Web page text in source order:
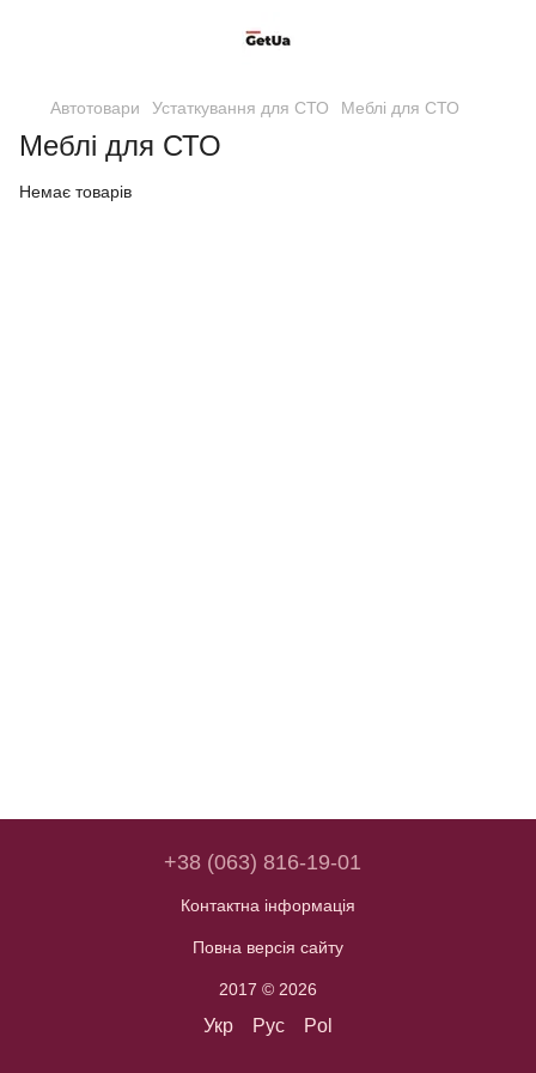
Автотовари Устаткування для СТО Меблі для СТО
Меблі для СТО
Немає товарів
+38 (063) 816-19-01
Контактна інформація
Повна версія сайту
2017 © 2026
Укр Рус Pol